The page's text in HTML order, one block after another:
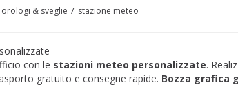
orologi & sveglie stazione meteo
con le stazioni meteo personalizzate.
gratuito e consegne rapide. Bozza grafica